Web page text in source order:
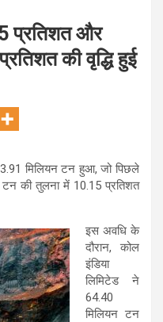
प्रतिशत और
की वृद्धि हुई
मिलियन टन हुआ, जो पिछले
टन की तुलना में 10.15 प्रतिशत
इस अवधि के
दौरान, कोल
इंडिया
लिमिटेड ने
64.40
मिलियन टन